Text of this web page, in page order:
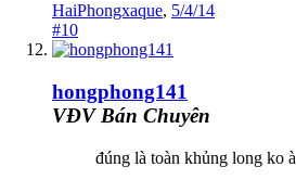
HaiPhongxaque, 5/4/14
#10
hongphong141
VĐV Bán Chuyên
đúng là toàn khủng long ko à